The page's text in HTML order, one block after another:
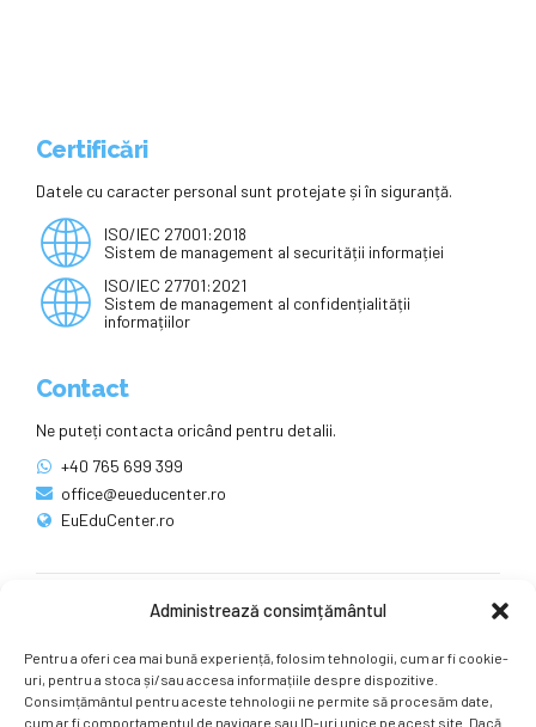
Administrează consimțământul
Pentru a oferi cea mai bună experiență, folosim tehnologii, cum ar fi cookie-
uri, pentru a stoca și/sau accesa informațiile despre dispozitive.
Consimțământul pentru aceste tehnologii ne permite să procesăm date,
cum ar fi comportamentul de navigare sau ID-uri unice pe acest site. Dacă
Certificări
Datele cu caracter personal sunt protejate și în siguranță.
ISO/IEC 27001:2018
Sistem de management al securității informației
ISO/IEC 27701:2021
Sistem de management al confidențialității
informațiilor
Contact
Ne puteți contacta oricând pentru detalii.
+40 765 699 399
office@eueducenter.ro
EuEduCenter.ro
Ne puteți găsi și pe rețelele sociale.